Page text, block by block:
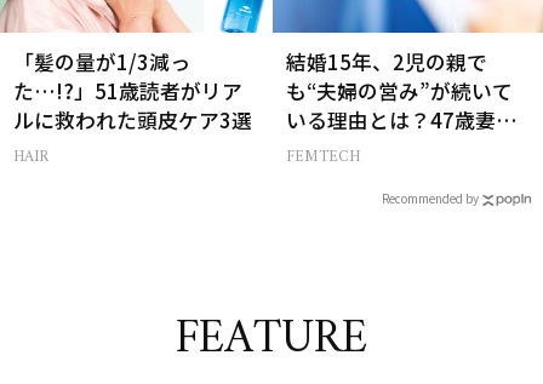
「髪の量が1/3減っ
た…!?」51歳読者がリア
ルに救われた頭皮ケア3選
HAIR
結婚15年、2児の親で
も“夫婦の営み”が続いて
いる理由とは？47歳妻が
実践する【レスにならな
FEMTECH
Recommended by
FEATURE